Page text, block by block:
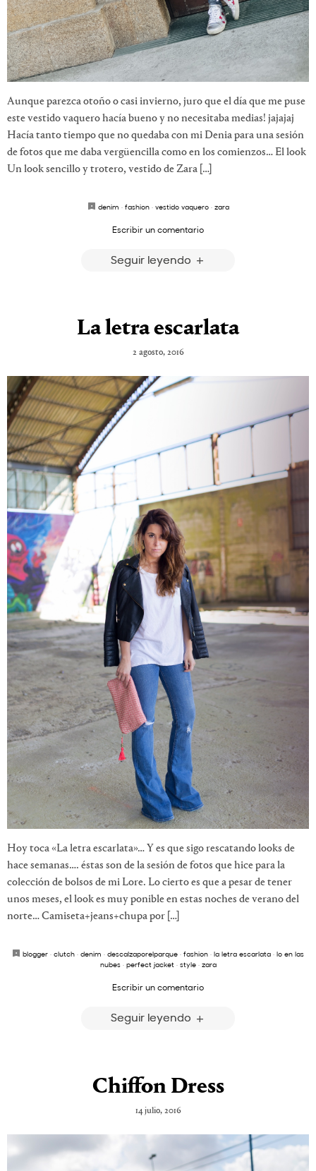
Aunque parezca otoño o casi invierno, juro que el día que me puse
este vestido vaquero hacía bueno y no necesitaba medias! jajajaj
Hacía tanto tiempo que no quedaba con mi Denia para una sesión
de fotos que me daba vergüencilla como en los comienzos… El look
Un look sencillo y trotero, vestido de Zara […]
denim · fashion· vestido vaquero· zara
Escribir un comentario
Seguir leyendo
La letra escarlata
2 agosto, 2016
Hoy toca «La letra escarlata»… Y es que sigo rescatando looks de
hace semanas…. éstas son de la sesión de fotos que hice para la
colección de bolsos de mi Lore. Lo cierto es que a pesar de tener
unos meses, el look es muy ponible en estas noches de verano del
norte… Camiseta+jeans+chupa por […]
blogger · clutch · denim · descalzaporelparque · fashion · la letra escarlata · lo en las
nubes· perfect jacket· style· zara
Escribir un comentario
Seguir leyendo
Chiffon Dress
14 julio, 2016